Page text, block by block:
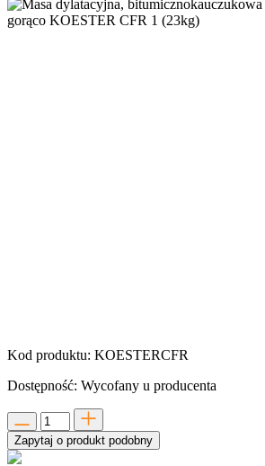
Kod produktu: KOESTERCFR
Dostępność: Wycofany u producenta
Zapytaj o produkt podobny